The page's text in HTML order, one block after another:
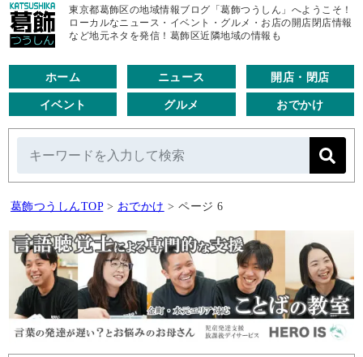
東京都葛飾区の地域情報ブログ「葛飾つうしん」へようこそ！
ローカルなニュース・イベント・グルメ・お店の開店閉店情報
など地元ネタを発信！葛飾区近隣地域の情報も
ホーム ニュース 開店・閉店
イベント グルメ おでかけ
葛飾つうしんTOP > おでかけ > ページ 6